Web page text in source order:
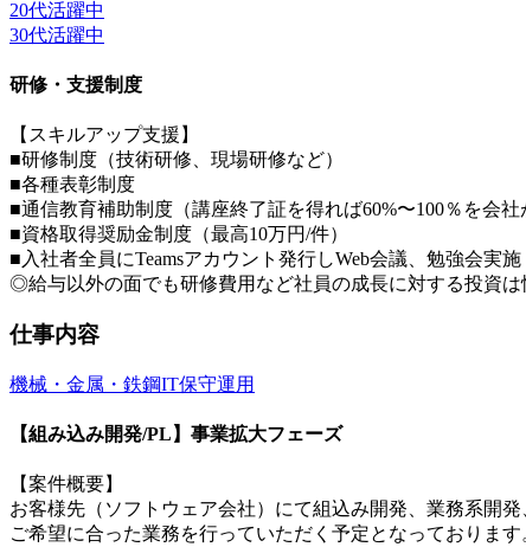
20代活躍中
30代活躍中
研修・支援制度
【スキルアップ支援】
■研修制度（技術研修、現場研修など）
■各種表彰制度
■通信教育補助制度（講座終了証を得れば60%〜100％を会社
■資格取得奨励金制度（最高10万円/件）
■入社者全員にTeamsアカウント発行しWeb会議、勉強会実施
◎給与以外の面でも研修費用など社員の成長に対する投資は
仕事内容
機械・金属・鉄鋼IT保守運用
【組み込み開発/PL】事業拡大フェーズ
【案件概要】
お客様先（ソフトウェア会社）にて組込み開発、業務系開
ご希望に合った業務を行っていただく予定となっております